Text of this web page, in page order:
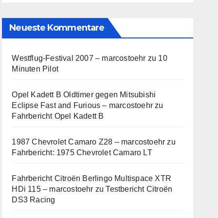
Neueste Kommentare
Westflug-Festival 2007 – marcostoehr zu 10
Minuten Pilot
Opel Kadett B Oldtimer gegen Mitsubishi
Eclipse Fast and Furious – marcostoehrzu
Fahrbericht Opel Kadett B
1987 Chevrolet Camaro Z28 – marcostoehr zu
Fahrbericht: 1975 Chevrolet Camaro LT
Fahrbericht Citroën Berlingo Multispace XTR
HDi 115 – marcostoehr zuTestbericht Citroën
DS3 Racing